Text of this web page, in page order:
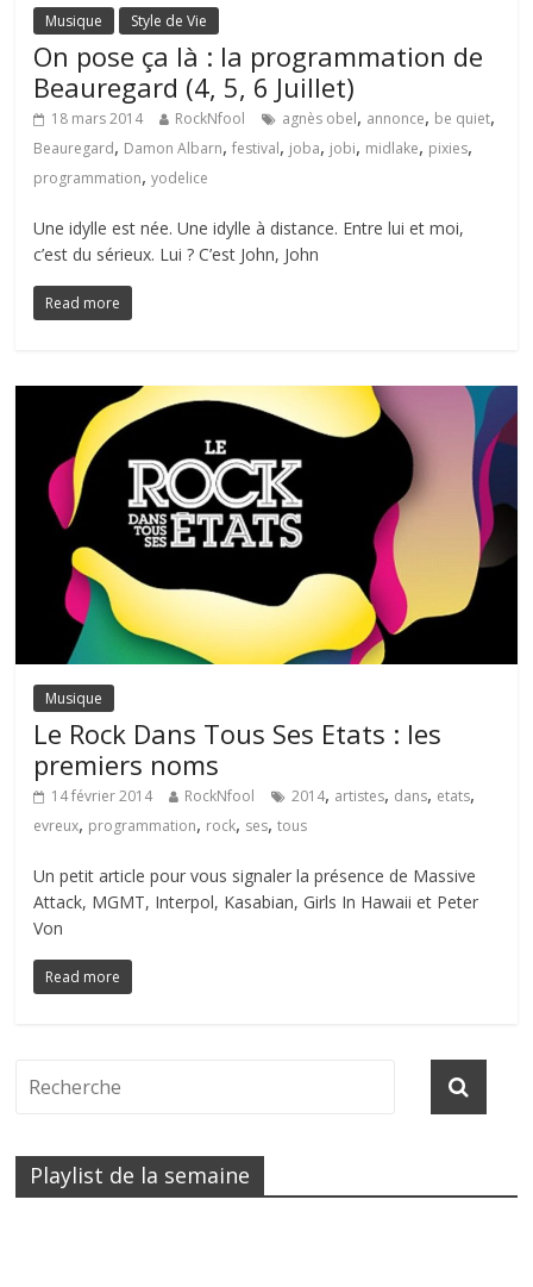
Musique Style de Vie
On pose ça là : la programmation de
Beauregard (4, 5, 6 Juillet)
18 mars 2014 RockNfool agnès obel, annonce, be quiet,
Beauregard, Damon Albarn,festival, joba, jobi, midlake, pixies,
programmation,yodelice
Une idylle est née. Une idylle à distance. Entre lui et moi,
c’est du sérieux. Lui ? C’est John, John
Read more
Musique
Le Rock Dans Tous Ses Etats : les
premiers noms
14 février 2014 RockNfool 2014, artistes, dans, etats,
evreux, programmation, rock, ses,tous
Un petit article pour vous signaler la présence de Massive
Attack, MGMT, Interpol, Kasabian, Girls In Hawaii et Peter
Von
Read more
Playlist de la semaine